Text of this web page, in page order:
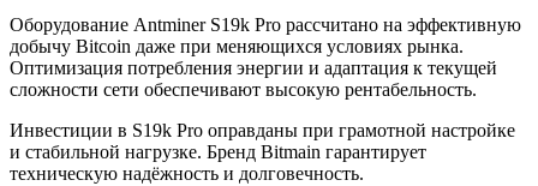
Оборудование Antminer S19k Pro рассчитано на эффективную
добычу Bitcoin даже при меняющихся условиях рынка.
Оптимизация потребления энергии и адаптация к текущей
сложности сети обеспечивают высокую рентабельность.
Инвестиции в S19k Pro оправданы при грамотной настройке
и стабильной нагрузке. Бренд Bitmain гарантирует
техническую надёжность и долговечность.